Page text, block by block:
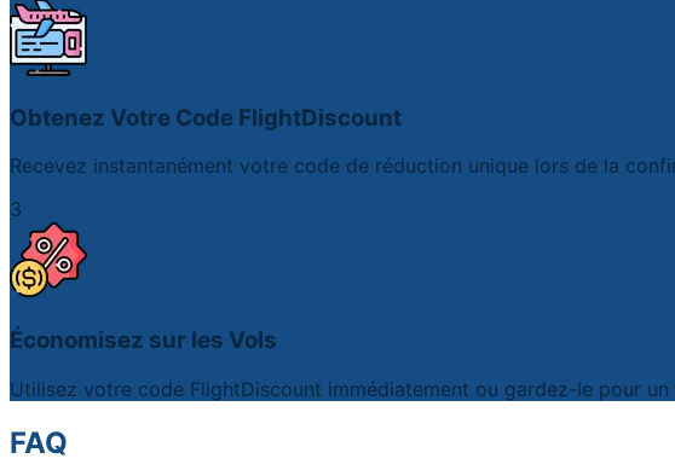
Obtenez Votre Code FlightDiscount
Recevez instantanément votre code de réduction unique lors de la
3
Économisez sur les Vols
Utilisez votre code FlightDiscount immédiatement ou gardez-le pour
FAQ